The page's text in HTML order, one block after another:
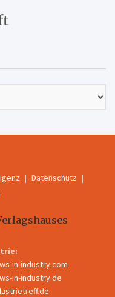
Datenschutz
in-industry.com
in-industry.de